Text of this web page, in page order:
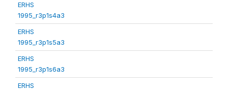
ERHS
1995_r3p1s4a3
ERHS
1995_r3p1s5a3
ERHS
1995_r3p1s6a3
ERHS